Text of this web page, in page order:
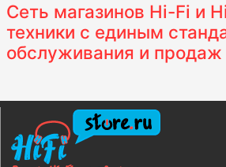
Сеть магазинов Hi-Fi и
техники с единым
обслуживания и продаж